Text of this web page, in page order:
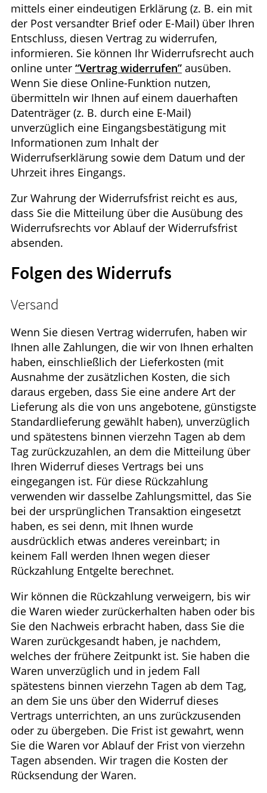
mittels einer eindeutigen Erklärung (z. B. ein mit
der Post versandter Brief oder E-Mail) über Ihren
Entschluss, diesen Vertrag zu widerrufen,
informieren. Sie können Ihr Widerrufsrecht auch
online unter “Vertrag widerrufen” ausüben.
Wenn Sie diese Online-Funktion nutzen,
übermitteln wir Ihnen auf einem dauerhaften
Datenträger (z. B. durch eine E-Mail)
unverzüglich eine Eingangsbestätigung mit
Informationen zum Inhalt der
Widerrufserklärung sowie dem Datum und der
Uhrzeit ihres Eingangs.
Zur Wahrung der Widerrufsfrist reicht es aus,
dass Sie die Mitteilung über die Ausübung des
Widerrufsrechts vor Ablauf der Widerrufsfrist
absenden.
Folgen des Widerrufs
Versand
Wenn Sie diesen Vertrag widerrufen, haben wir
Ihnen alle Zahlungen, die wir von Ihnen erhalten
haben, einschließlich der Lieferkosten (mit
Ausnahme der zusätzlichen Kosten, die sich
daraus ergeben, dass Sie eine andere Art der
Lieferung als die von uns angebotene, günstigste
Standardlieferung gewählt haben), unverzüglich
und spätestens binnen vierzehn Tagen ab dem
Tag zurückzuzahlen, an dem die Mitteilung über
Ihren Widerruf dieses Vertrags bei uns
eingegangen ist. Für diese Rückzahlung
verwenden wir dasselbe Zahlungsmittel, das Sie
bei der ursprünglichen Transaktion eingesetzt
haben, es sei denn, mit Ihnen wurde
ausdrücklich etwas anderes vereinbart; in
keinem Fall werden Ihnen wegen dieser
Rückzahlung Entgelte berechnet.
Wir können die Rückzahlung verweigern, bis wir
die Waren wieder zurückerhalten haben oder bis
Sie den Nachweis erbracht haben, dass Sie die
Waren zurückgesandt haben, je nachdem,
welches der frühere Zeitpunkt ist. Sie haben die
Waren unverzüglich und in jedem Fall
spätestens binnen vierzehn Tagen ab dem Tag,
an dem Sie uns über den Widerruf dieses
Vertrags unterrichten, an uns zurückzusenden
oder zu übergeben. Die Frist ist gewahrt, wenn
Sie die Waren vor Ablauf der Frist von vierzehn
Tagen absenden. Wir tragen die Kosten der
Rücksendung der Waren.